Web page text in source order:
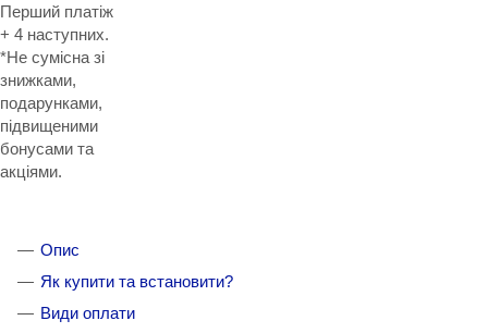
Перший платіж
+ 4 наступних.
*Не сумісна зі
знижками,
подарунками,
підвищеними
бонусами та
акціями.
Опис
Як купити та встановити?
Види оплати